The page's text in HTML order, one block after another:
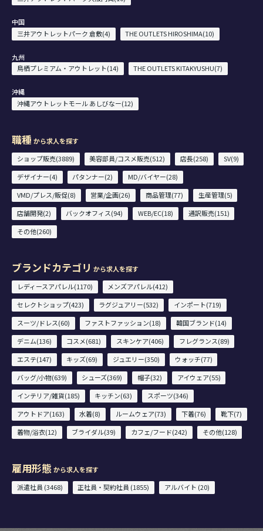
中国
三井アウトレットパーク 倉敷(4)
THE OUTLETS HIROSHIMA(10)
九州
鳥栖プレミアム・アウトレット(14)
THE OUTLETS KITAKYUSHU(7)
沖縄
沖縄アウトレットモール あしびなー(12)
職種 から求人を探す
ショップ販売(3889)
美容部員/コスメ販売(512) 店長(258)
SV(9)
デザイナー(4)
パタンナー(2)
MD/バイヤー(28)
VMD/プレス/販促(8)
営業/企画(26) 商品管理(77)
生産管理(5)
店舗開発(2)
バックオフィス(94) WEB/EC(18)
通訳販売(151)
その他(260)
ブランドカテゴリ から求人を探す
レディースアパレル(1170)
メンズアパレル(412)
セレクトショップ(423)
ラグジュアリー(532)
インポート(719)
スーツ/ドレス(60)
ファストファッション(18)
韓国ブランド(14)
デニム(136)
コスメ(681) スキンケア(406)
フレグランス(89)
エステ(147)
キッズ(69) ジュエリー(350)
ウォッチ(77)
バッグ/小物(639)
シューズ(369) 帽子(32)
アイウェア(55)
インテリア/雑貨(185)
キッチン(63)
スポーツ(346)
アウトドア(163)
水着(8) ルームウェア(73) 下着(76)
靴下(7)
着物/浴衣(12)
ブライダル(39) カフェ/フード(242) その他(128)
雇用形態 から求人を探す
派遣社員 (3468)
正社員・契約社員 (1855) アルバイト (20)